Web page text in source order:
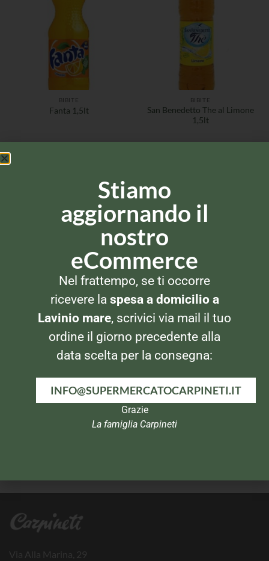
BIBITE
Fanta 1,5lt
BIBITE
San Benedetto The al Limone
1,5lt
BIBITE BIBITE
Via Alla Marina, 29
Stiamo
aggiornando il
nostro
eCommerce
Nel frattempo, se ti occorre
ricevere la spesa a domicilio a
Lavinio mare, scrivici via mail il tuo
ordine il giorno precedente alla
data scelta per la consegna:
INFO@SUPERMERCATOCARPINETI.IT
Grazie
La famiglia Carpineti